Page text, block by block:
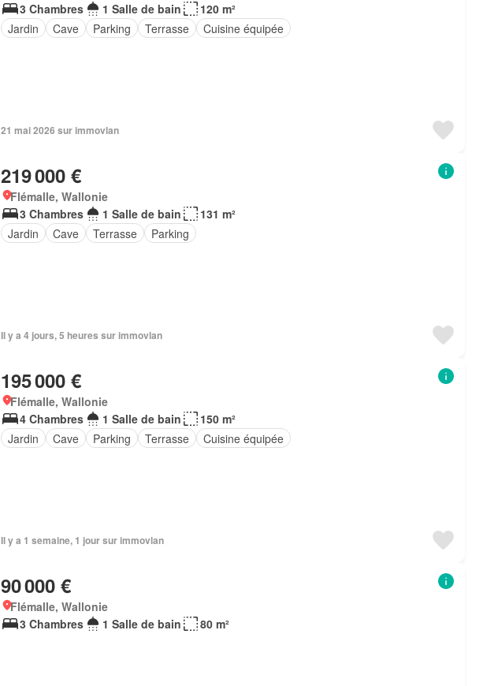
3 Chambres
1 Salle de bain
120 m²
Jardin
Cave Parking Terrasse Cuisine équipée
21 mai 2026 sur immovlan
219 000 €
Flémalle, Wallonie
3 Chambres
1 Salle de bain
131 m²
Jardin
Cave Terrasse Parking
Il y a 4 jours, 5 heures sur immovlan
195 000 €
Flémalle, Wallonie
4 Chambres
1 Salle de bain
150 m²
Jardin
Cave Parking Terrasse Cuisine équipée
Il y a 1 semaine, 1 jour sur immovlan
90 000 €
Flémalle, Wallonie
3 Chambres
1 Salle de bain 80 m²